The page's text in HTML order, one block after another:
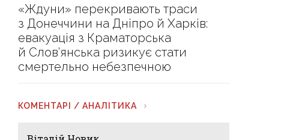
«Ждуни» перекривають траси
з Донеччини на Дніпро й Харків:
евакуація з Краматорська
й Слов’янська ризикує стати
смертельно небезпечною
КОМЕНТАРІ / АНАЛІТИКА